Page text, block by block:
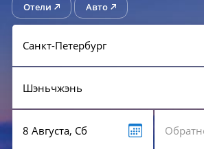
Отели Авто